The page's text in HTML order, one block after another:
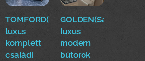
TOMFORD(arac)
luxus
komplett
családi
GOLDEN(Sak)Komplett
luxus
modern
bútorok